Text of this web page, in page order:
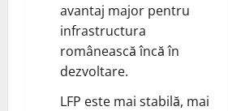
avantaj major pentru
infrastructura
românească încă în
dezvoltare.
LFP este mai stabilă, mai